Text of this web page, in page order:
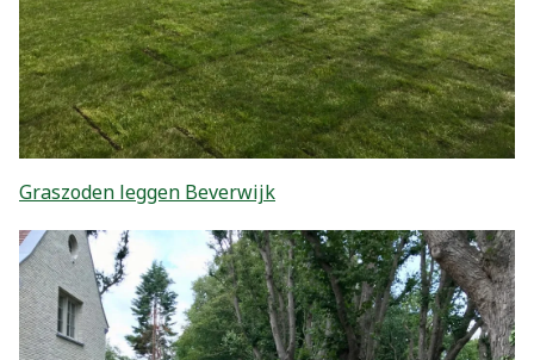
Graszoden leggen Beverwijk